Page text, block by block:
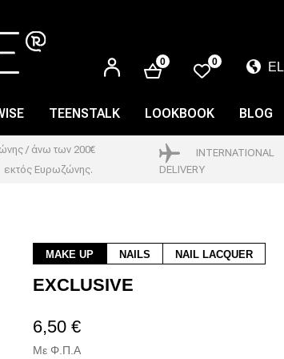
ΕΊΣΟΔΟΣ0 0
EL
EN
REMOVER
TEENSTALK LOOKBOOK BLOG
/ άνω των 200€
εκτός Ευρωζώνης.
INTERNATIONAL
DELIVERY
MAKE UP NAILS NAIL LACQUER
EXCLUSIVE
6,50 €
Με Φ.Π.Α